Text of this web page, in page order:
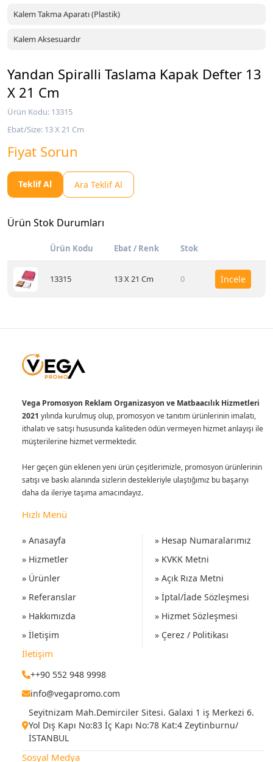
Kalem Takma Aparatı (Plastik)
Kalem Aksesuardır
Yandan Spiralli Taslama Kapak Defter 13
X 21 Cm
Ürün Kodu: 13315
Ebat/Size: 13 X 21 Cm
Fiyat Sorun
Teklif Al Ara Teklif Al
Ürün Stok Durumları
Ürün Kodu Ebat / Renk Stok
13315 13 X 21 Cm 0 İncele
Vega Promosyon Reklam Organizasyon ve Matbaacılık Hizmetleri
2021 yılında kurulmuş olup, promosyon ve tanıtım ürünlerinin imalatı,
ithalatı ve satışı hususunda kaliteden ödün vermeyen hizmet anlayışı ile
müşterilerine hizmet vermektedir.
Her geçen gün eklenen yeni ürün çeşitlerimizle, promosyon ürünlerinin
satışı ve baskı alanında sizlerin destekleriyle ulaştığımız bu başarıyı
daha da ileriye taşıma amacındayız.
Hızlı Menü
» Anasayfa
» Hizmetler
» Ürünler
» Referanslar
» Hakkımızda
» İletişim
» Hesap Numaralarımız
» KVKK Metni
» Açık Rıza Metni
» İptal/İade Sözleşmesi
» Hizmet Sözleşmesi
» Çerez / Politikası
İletişim
++90 552 948 9998
info@vegapromo.com
Seyitnizam Mah.Demirciler Sitesi. Galaxi 1 iş Merkezi 6.
Yol Dış Kapı No:83 İç Kapı No:78 Kat:4 Zeytinburnu/
İSTANBUL
Sosyal Medya